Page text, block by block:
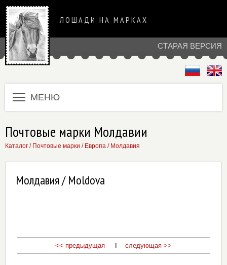
СТАРАЯ ВЕРСИЯ
ЛОШАДИ НА МАРКАХ
МЕНЮ
Почтовые марки Молдавии
Каталог / Почтовые марки / Европа / Молдавия
Молдавия / Moldova
<< предыдущая следующая >>